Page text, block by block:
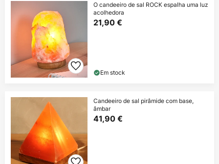
O candeeiro de sal ROCK espalha uma luz
acolhedora
21,90 €
Em stock
Candeeiro de sal pirâmide com base,
âmbar
41,90 €